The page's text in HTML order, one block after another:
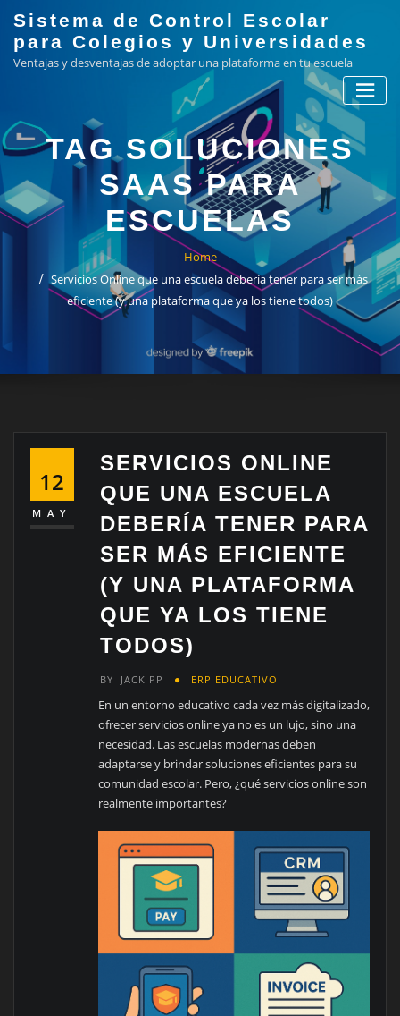
content
Sistema de Control Escolar
para Colegios y Universidades
Ventajas y desventajas de adoptar una plataforma en tu escuela
TAG SOLUCIONES
SAAS PARA
ESCUELAS
Home
Servicios Online que una escuela debería tener para ser más
eficiente (y una plataforma que ya los tiene todos)
12
MAY
SERVICIOS ONLINE
QUE UNA ESCUELA
DEBERÍA TENER PARA
SER MÁS EFICIENTE
(Y UNA PLATAFORMA
QUE YA LOS TIENE
TODOS)
BY JACK PP ERP EDUCATIVO
En un entorno educativo cada vez más digitalizado,
ofrecer servicios online ya no es un lujo, sino una
necesidad. Las escuelas modernas deben
adaptarse y brindar soluciones eficientes para su
comunidad escolar. Pero, ¿qué servicios online son
realmente importantes?